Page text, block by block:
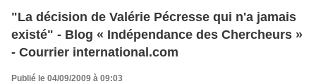
"La décision de Valérie Pécresse qui n'a jamais
existé" - Blog « Indépendance des Chercheurs »
- Courrier international.com
Publié le 04/09/2009 à 09:03